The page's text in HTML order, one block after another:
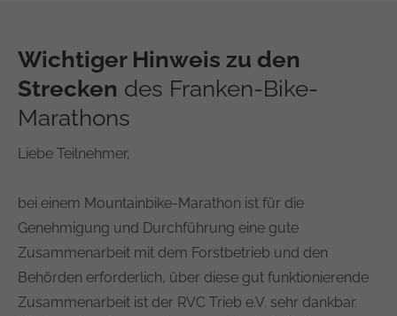
Wichtiger Hinweis zu den
Strecken des Franken-Bike-
Marathons
Liebe Teilnehmer,
bei einem Mountainbike-Marathon ist für die
Genehmigung und Durchführung eine gute
Zusammenarbeit mit dem Forstbetrieb und den
Behörden erforderlich, über diese gut funktionierende
Zusammenarbeit ist der RVC Trieb e.V. sehr dankbar.